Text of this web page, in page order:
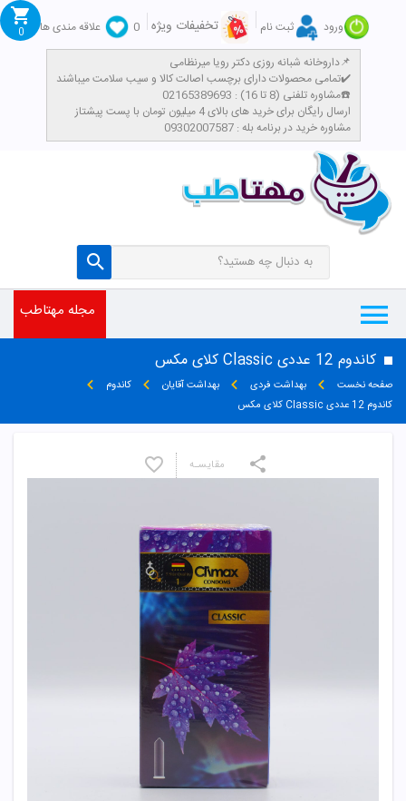
ورود ثبت نام تخفیفات ویژه 0
علاقه مندی ها
داروخانه شبانه روزی دکتر رویا میرنظامی📌
تمامی محصولات دارای برچسب اصالت کالا و سیب سلامت میباشند✔️
مشاوره تلفنی (8 تا 16) : 02165389693☎️
​ارسال رایگان برای خرید های بالای 4 میلیون تومان با پست پیشتاز
مشاوره خرید در برنامه بله : 09302007587
0
مجله مهتاطب
کاندوم 12 عددی Classic کلای مکس
صفحه نخست بهداشت فردی بهداشت آقایان
کاندوم
کاندوم 12 عددی Classic کلای مکس
مقایسـه